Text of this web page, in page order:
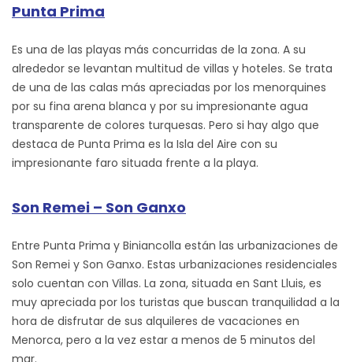
Punta Prima
Es una de las playas más concurridas de la zona. A su
alrededor se levantan multitud de villas y hoteles. Se trata
de una de las calas más apreciadas por los menorquines
por su fina arena blanca y por su impresionante agua
transparente de colores turquesas. Pero si hay algo que
destaca de Punta Prima es la Isla del Aire con su
impresionante faro situada frente a la playa.
Son Remei – Son Ganxo
Entre Punta Prima y Biniancolla están las urbanizaciones de
Son Remei y Son Ganxo. Estas urbanizaciones residenciales
solo cuentan con Villas. La zona, situada en Sant Lluis, es
muy apreciada por los turistas que buscan tranquilidad a la
hora de disfrutar de sus alquileres de vacaciones en
Menorca, pero a la vez estar a menos de 5 minutos del
mar.